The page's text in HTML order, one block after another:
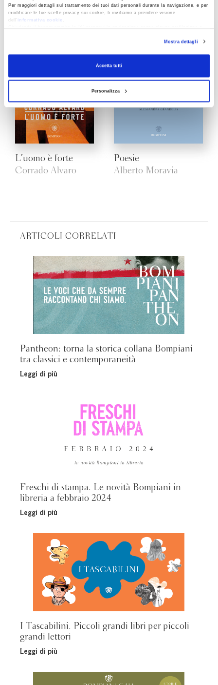
Per maggiori dettagli sul trattamento dei tuoi dati personali durante la navigazione, e per
modificare le tue scelte privacy sui cookie, ti invitiamo a prendere visione
dell’
informativa cookie
RevocaMostra dettagli
Accetta tutti
Personalizza
L’uomo è forte
Corrado Alvaro
Poesie
Alberto Moravia
ARTICOLI CORRELATI
Pantheon: torna la storica collana Bompiani
tra classici e contemporaneità
Leggi di più
Freschi di stampa. Le novità Bompiani in
libreria a febbraio 2024
Leggi di più
I Tascabilini. Piccoli grandi libri per piccoli
grandi lettori
Leggi di più